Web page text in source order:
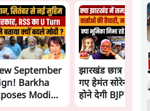
September
Barkha
Modi
झारखंड छात्र
गए हेमंत सोरेन,
होने देगी BJP?